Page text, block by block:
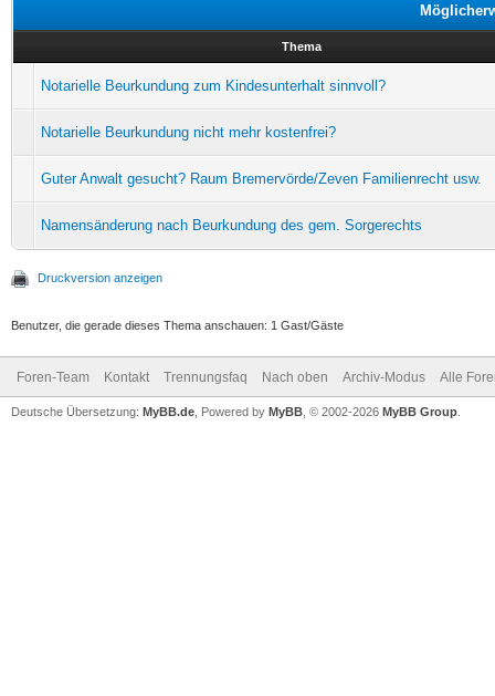
Thema
Notarielle Beurkundung zum Kindesunterhalt sinnvoll?
Notarielle Beurkundung nicht mehr kostenfrei?
Guter Anwalt gesucht? Raum Bremervörde/Zeven Familienrecht usw.
Namensänderung nach Beurkundung des gem. Sorgerechts
Druckversion anzeigen
Benutzer, die gerade dieses Thema anschauen: 1 Gast/Gäste
Foren-Team Kontakt Trennungsfaq Nach oben Archiv-Modus Alle
Deutsche Übersetzung: MyBB.de , Powered by MyBB , © 2002-2026 MyBB Group